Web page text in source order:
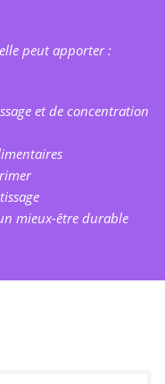
peut apporter :
et de concentration
mieux-être durable